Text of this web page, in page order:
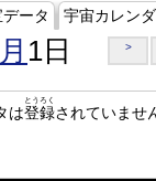
ータ 宇宙カレン
1日 >
は登録
とうろく
されていませ